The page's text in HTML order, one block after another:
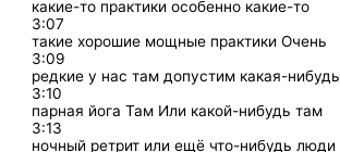
какие-то практики особенно какие-то
3:07
такие хорошие мощные практики Очень
3:09
редкие у нас там допустим какая-нибудь
3:10
парная йога Там Или какой-нибудь там
3:13
ночный ретрит или ещё что-нибудь люди